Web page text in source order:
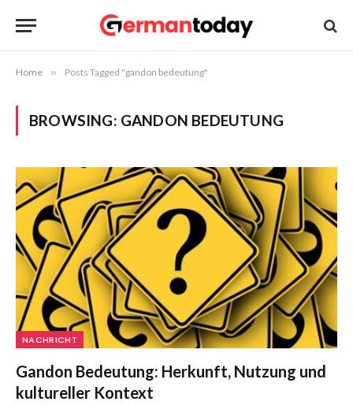
Home » Posts Tagged "gandon bedeutung"
BROWSING: GANDON BEDEUTUNG
NACHRICHT
Gandon Bedeutung: Herkunft, Nutzung und
kultureller Kontext